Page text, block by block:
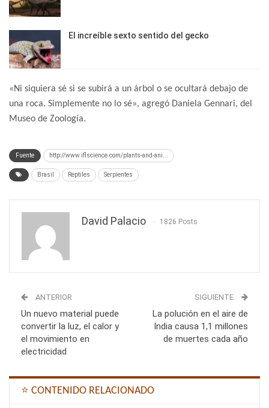
El increíble sexto sentido del gecko
«Ni siquiera sé si se subirá a un árbol o se ocultará debajo de
una roca. Simplemente no lo sé», agregó Daniela Gennari, del
Museo de Zoología.
Fuente http://www.iflscience.com/plants-and-ani...
Brasil Reptiles Serpientes
David Palacio 1826 Posts
ANTERIOR
Un nuevo material puede
convertir la luz, el calor y
el movimiento en
electricidad
SIGUIENTE
La polución en el aire de
India causa 1,1 millones
de muertes cada año
⭐ CONTENIDO RELACIONADO